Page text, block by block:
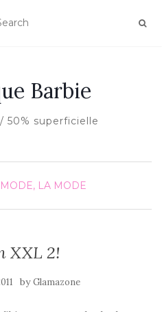
Barbie
50% superficielle
LA MODE
XXL 2!
byGlamazone